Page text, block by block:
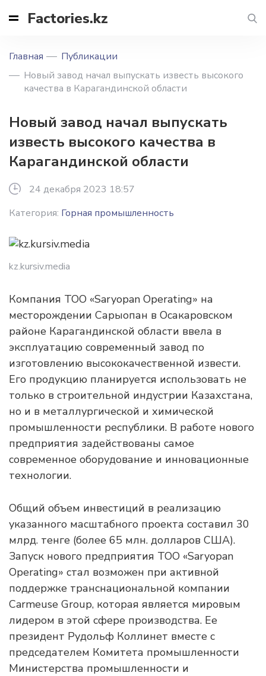
Factories.kz
Главная
Публикации
Новый завод начал выпускать известь высокого
качества в Карагандинской области
Новый завод начал выпускать
известь высокого качества в
Карагандинской области
24 декабря 2023 18:57
Категория: Горная промышленность
kz.kursiv.media
Компания ТОО «Saryopan Operating» на
месторождении Сарыопан в Осакаровском
районе Карагандинской области ввела в
эксплуатацию современный завод по
изготовлению высококачественной извести.
Его продукцию планируется использовать не
только в строительной индустрии Казахстана,
но и в металлургической и химической
промышленности республики. В работе нового
предприятия задействованы самое
современное оборудование и инновационные
технологии.
Общий объем инвестиций в реализацию
указанного масштабного проекта составил 30
млрд. тенге (более 65 млн. долларов США).
Запуск нового предприятия ТОО «Saryopan
Operating» стал возможен при активной
поддержке транснациональной компании
Сarmeuse Group, которая является мировым
лидером в этой сфере производства. Ее
президент Рудольф Коллинет вместе с
председателем Комитета промышленности
Министерства промышленности и